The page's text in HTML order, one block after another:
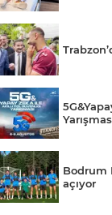
Bodrum
açıyor